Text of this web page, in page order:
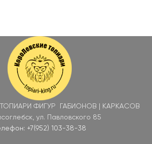
ФИГУР ГАБИОНОВ | КАРКАСОВ
ул. Павловского 85
+7(952) 103-38-38